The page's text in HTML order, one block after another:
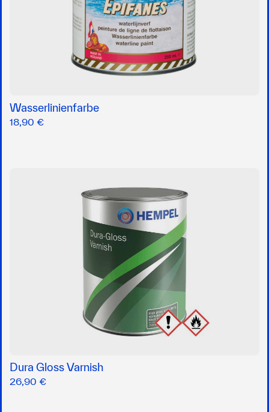
Wasserlinienfarbe
18,90 €
Dura Gloss Varnish
26,90 €